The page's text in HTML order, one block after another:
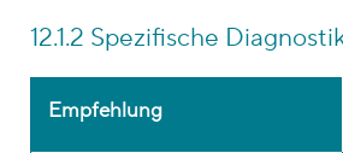
12.1.2 Spezifische
Empfehlung